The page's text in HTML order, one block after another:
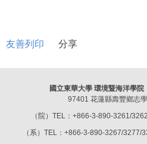
友善列印 分享
國立東華大學 環境暨海洋學
97401 花蓮縣壽豐鄉志
（院）TEL：+866-3-890-3261/
（系）TEL：+866-3-890-3267/